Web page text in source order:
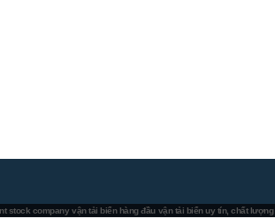
stock company vận tải biển hàng đầu vận tải biển uy tín, chất lượng